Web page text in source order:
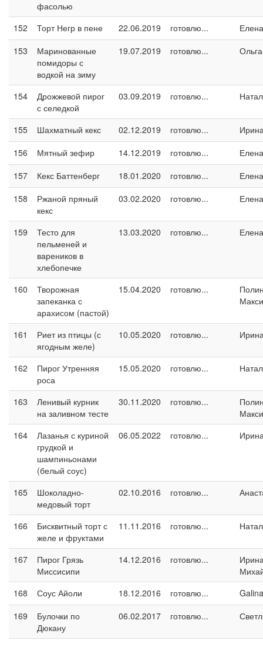
фасолью
152
Торт Негр в пене 22.06.2019 готовлю...
153
Маринованные
помидоры с
водкой на зиму
19.07.2019 готовлю... Ольга
154
Дрожжевой пирог
с селедкой
03.09.2019 готовлю...
155 Шахматный кекс 02.12.2019 готовлю...
156
Мятный зефир 14.12.2019 готовлю...
157
Кекс Баттенберг 18.01.2020 готовлю...
158
Ржаной пряный
кекс
03.02.2020 готовлю...
159
Тесто для
пельменей и
вареников в
хлебопечке
13.03.2020 готовлю...
160
Творожная
запеканка с
арахисом (пастой)
15.04.2020 готовлю...
161
Риет из птицы (с
ягодным желе)
10.05.2020 готовлю...
162
Пирог Утренняя
роса
15.05.2020 готовлю...
163
Ленивый курник
на заливном тесте
30.11.2020 готовлю...
164
Лазанья с куриной
грудкой и
шампиньонами
(белый соус)
06.05.2022 готовлю...
165
Шоколадно-
медовый торт
02.10.2016 готовлю...
166
Бисквитный торт с
желе и фруктами
11.11.2016 готовлю...
167
Пирог Грязь
Миссисипи
14.12.2016 готовлю...
168
Соус Айоли 18.12.2016 готовлю...
169
Булочки по
Дюкану
06.02.2017 готовлю...